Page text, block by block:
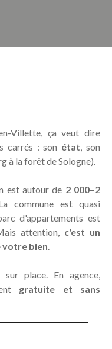
Villette, ça veut dire
carrés : son état, son
à la forêt de Sologne).
est autour de 2 000–2
commune est quasi
d'appartements est
attention, c'est un
votre bien.
place. En agence,
gratuite et sans